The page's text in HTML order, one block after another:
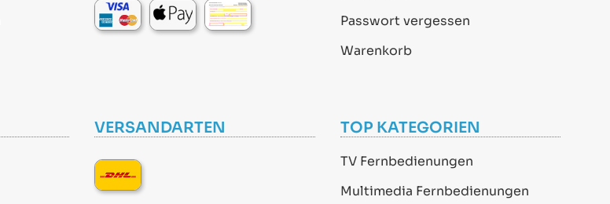
Passwort vergessen
Warenkorb
VERSANDARTEN TOP KATEGORIEN
TV Fernbedienungen
Multimedia Fernbedienungen